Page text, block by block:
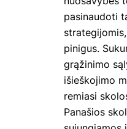
pasinaudoti
pinigus.
grąžinimo
išieškojimo
remiasi
Panašios